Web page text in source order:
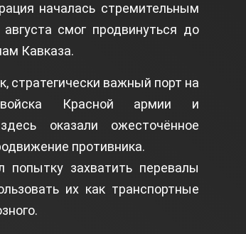
началась стремительным
смог продвинуться до
Кавказа.
стратегически важный порт на
Красной армии и
оказали ожесточённое
противника.
попытку захватить перевалы
их как транспортные